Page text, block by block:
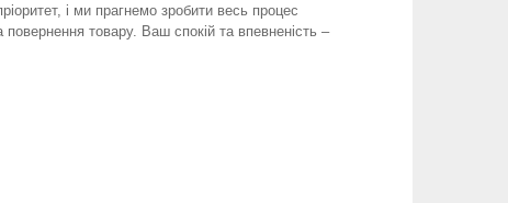
і ми прагнемо зробити весь процес
товару. Ваш спокій та впевненість –